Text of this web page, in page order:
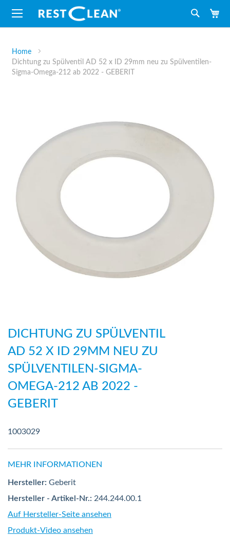
Suche
Home
Dichtung zu Spülventil AD 52 x ID 29mm neu zu Spülventilen-
Sigma-Omega-212 ab 2022 - GEBERIT
DICHTUNG ZU SPÜLVENTIL
AD 52 X ID 29MM NEU ZU
SPÜLVENTILEN-SIGMA-
OMEGA-212 AB 2022 -
GEBERIT
1003029
MEHR INFORMATIONEN
Hersteller: Geberit
Hersteller - Artikel-Nr.: 244.244.00.1
Auf Hersteller-Seite ansehen
Produkt-Video ansehen
Bildergalerie
springen
Anfang
Bildergalerie
springen